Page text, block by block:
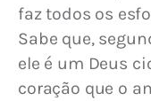
faz todos os
Sabe que,
ele é um Deus
coração que o